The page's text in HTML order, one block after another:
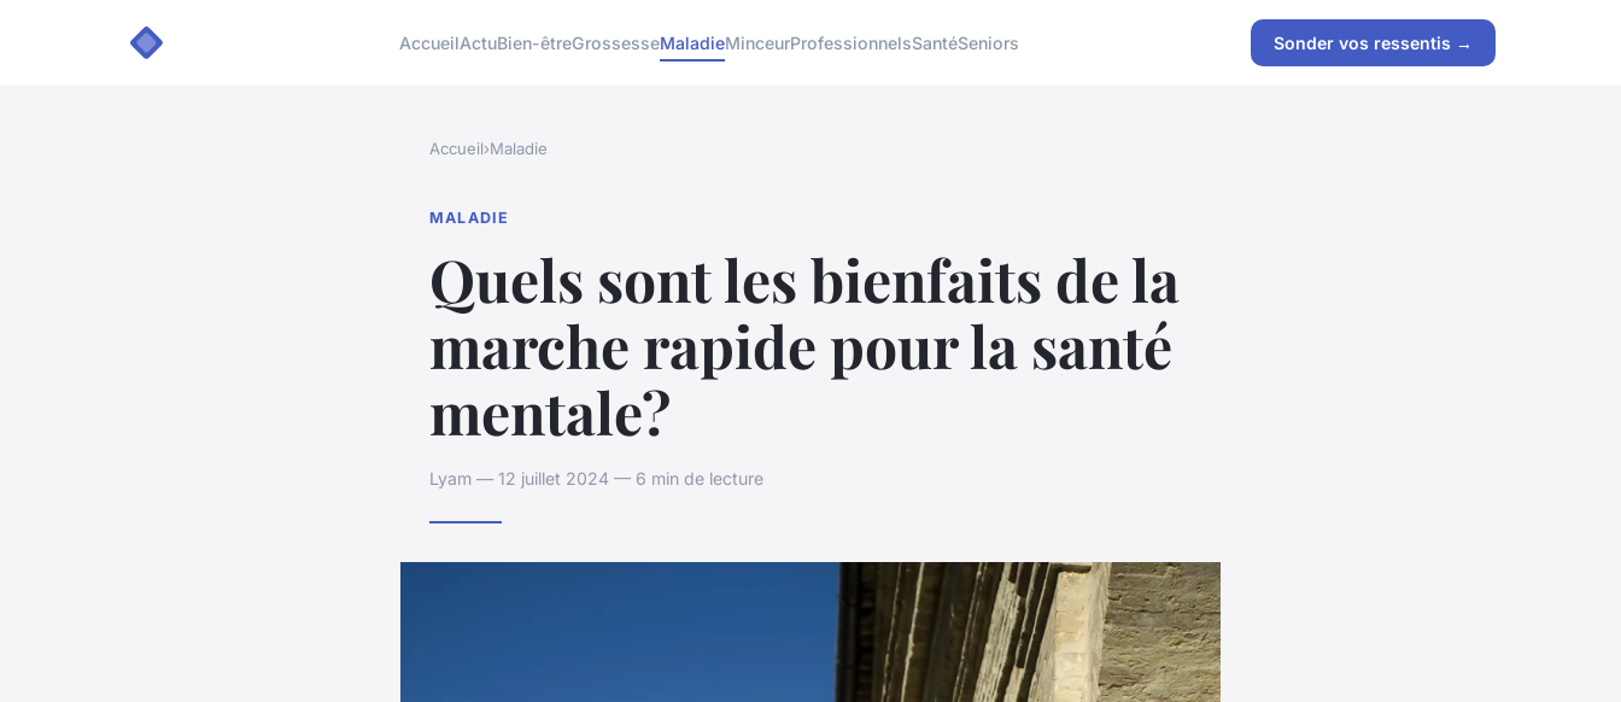
AccueilActuBien-êtreGrossesseMaladieMinceurProfessionnelsSantéSeniors Sonder vos ressentis →
Accueil›Maladie
MALADIE
Quels sont les bienfaits de la
marche rapide pour la santé
mentale?
Lyam — 12 juillet 2024 — 6 min de lecture